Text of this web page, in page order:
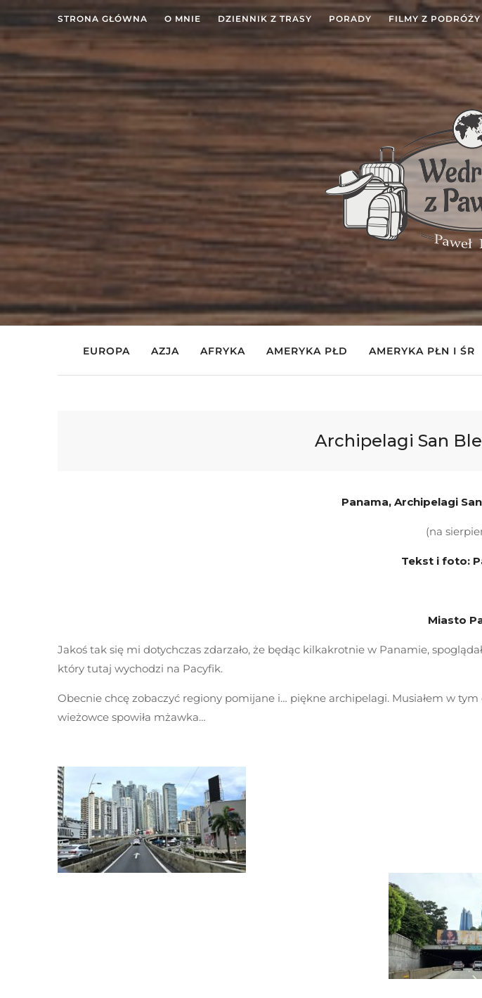
STRONA GŁÓWNA O MNIE DZIENNIK Z TRASY PORADY FILMY Z PODRÓŻY
EUROPA AZJA AFRYKA AMERYKA PŁD AMERYKA PŁN I ŚR
Archipelagi San
Panama, Archipelagi
(na
Tekst i foto:
Miasto
Jakoś tak się mi dotychczas zdarzało, że będąc kilkakrotnie w Panamie,
który tutaj wychodzi na Pacyfik.
Obecnie chcę zobaczyć regiony pomijane i… piękne archipelagi. Musiałem w
wieżowce spowiła mżawka…